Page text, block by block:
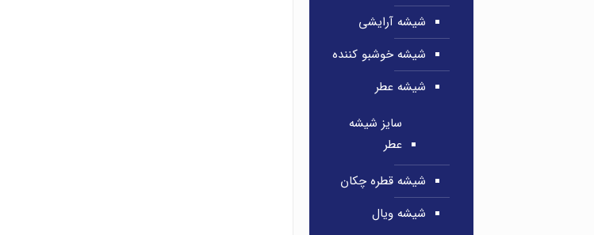
شیشه آرایشی
شیشه خوشبو کننده
شیشه عطر
سایز شیشه
عطر
شیشه قطره چکان
شیشه ویال